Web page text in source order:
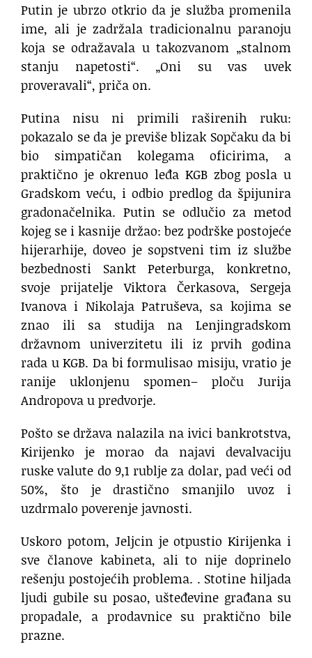
Putin je ubrzo otkrio da je služba promenila
ime, ali je zadržala tradicionalnu paranoju
koja se odražavala u takozvanom „stalnom
stanju napetosti“. „Oni su vas uvek
proveravali“, priča on.
Putina nisu ni primili raširenih ruku:
pokazalo se da je previše blizak Sopčaku da bi
bio simpatičan kolegama oficirima, a
praktično je okrenuo leđa KGB zbog posla u
Gradskom veću, i odbio predlog da špijunira
gradonačelnika. Putin se odlučio za metod
kojeg se i kasnije držao: bez podrške postojeće
hijerarhije, doveo je sopstveni tim iz službe
bezbednosti Sankt Peterburga, konkretno,
svoje prijatelje Viktora Čerkasova, Sergeja
Ivanova i Nikolaja Patruševa, sa kojima se
znao ili sa studija na Lenjingradskom
državnom univerzitetu ili iz prvih godina
rada u KGB. Da bi formulisao misiju, vratio je
ranije uklonjenu spomen– ploču Jurija
Andropova u predvorje.
Pošto se država nalazila na ivici bankrotstva,
Kirijenko je morao da najavi devalvaciju
ruske valute do 9,1 rublje za dolar, pad veći od
50%, što je drastično smanjilo uvoz i
uzdrmalo poverenje javnosti.
Uskoro potom, Jeljcin je otpustio Kirijenka i
sve članove kabineta, ali to nije doprinelo
rešenju postojećih problema. . Stotine hiljada
ljudi gubile su posao, ušteđevine građana su
propadale, a prodavnice su praktično bile
prazne.